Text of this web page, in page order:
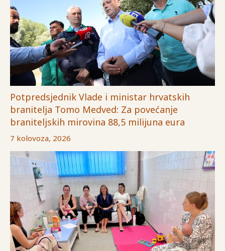
Potpredsjednik Vlade i ministar hrvatskih
branitelja Tomo Medved: Za povećanje
braniteljskih mirovina 88,5 milijuna eura
7 kolovoza, 2026